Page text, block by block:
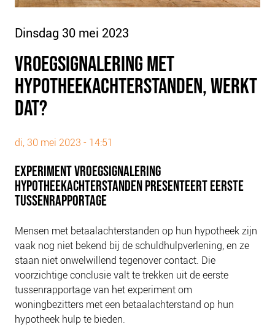
PLINKR NAZORG
SOCIALDEBT
COLLECTIEF SCHULDREGELEN
DE VOORZIENINGENWIJZER
NEDERLANDSE SCHULDHULPROUTE (NSR)
OVER ONS
HET TEAM
ONZE PARTNERS
IN DE MEDIA
OVER NCFG
NIEUWS
BLOGS
Dinsdag 30 mei 2023
VROEGSIGNALERING MET
HYPOTHEEKACHTERSTANDEN, WERKT
DAT?
di, 30 mei 2023 - 14:51
EXPERIMENT VROEGSIGNALERING
HYPOTHEEKACHTERSTANDEN PRESENTEERT EERSTE
TUSSENRAPPORTAGE
Mensen met betaalachterstanden op hun hypotheek zijn
vaak nog niet bekend bij de schuldhulpverlening, en ze
staan niet onwelwillend tegenover contact. Die
voorzichtige conclusie valt te trekken uit de eerste
tussenrapportage van het experiment om
woningbezitters met een betaalachterstand op hun
hypotheek hulp te bieden.